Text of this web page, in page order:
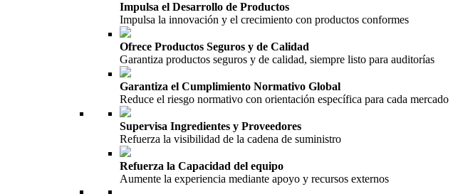
Impulsa el Desarrollo de Productos
Impulsa la innovación y el crecimiento con productos conformes
Ofrece Productos Seguros y de Calidad
Garantiza productos seguros y de calidad, siempre listo para auditorías
Garantiza el Cumplimiento Normativo Global
Reduce el riesgo normativo con orientación específica para cada mercado
Supervisa Ingredientes y Proveedores
Refuerza la visibilidad de la cadena de suministro
Refuerza la Capacidad del equipo
Aumente la experiencia mediante apoyo y recursos externos